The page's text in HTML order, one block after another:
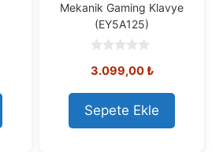
Mekanik Gaming Klavye
(EY5A125)
o
t
o
f
5
3.099,00₺
Sepete Ekle